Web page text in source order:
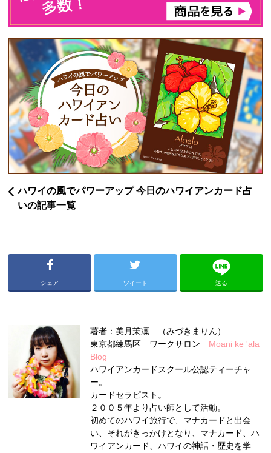
ハワイの風でパワーアップ 今日のハワイアンカード占
いの記事一覧
シェア ツイート 送る
著者：美月茉凜 （みづきまりん）
東京都練馬区 ワークサロン Moani ke 'ala
Blog
ハワイアンカードスクール公認ティーチャ
ー。
カードセラピスト。
２００５年より占い師として活動。
初めてのハワイ旅行で、マナカードと出会
い、それがきっかけとなり、マナカード、ハ
ワイアンカード、ハワイの神話・歴史を学